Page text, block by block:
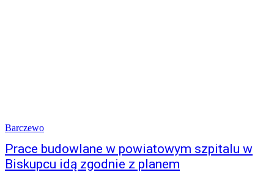
Barczewo
Prace budowlane w powiatowym szpitalu w
Biskupcu idą zgodnie z planem